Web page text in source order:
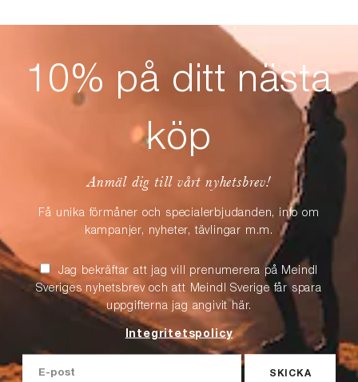
10% på ditt nästa
köp
Anmäl dig till vårt nyhetsbrev!
Få unika förmåner och specialerbjudanden, info om
kampanjer, nyheter, tävlingar m.m.
Jag bekräftar att jag vill prenumerera på Meindl
Sveriges nyhetsbrev och att Meindl Sverige får spara
uppgifterna jag angivit här.
Integritetspolicy
SKICKA